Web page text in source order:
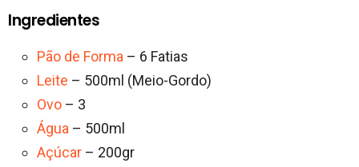
Ingredientes
Pão de Forma – 6 Fatias
Leite – 500ml (Meio-Gordo)
Ovo – 3
Água – 500ml
Açúcar – 200gr